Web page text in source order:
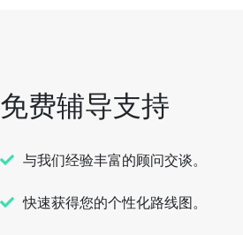
免费辅导支持
与我们经验丰富的顾问交谈。
快速获得您的个性化路线图。